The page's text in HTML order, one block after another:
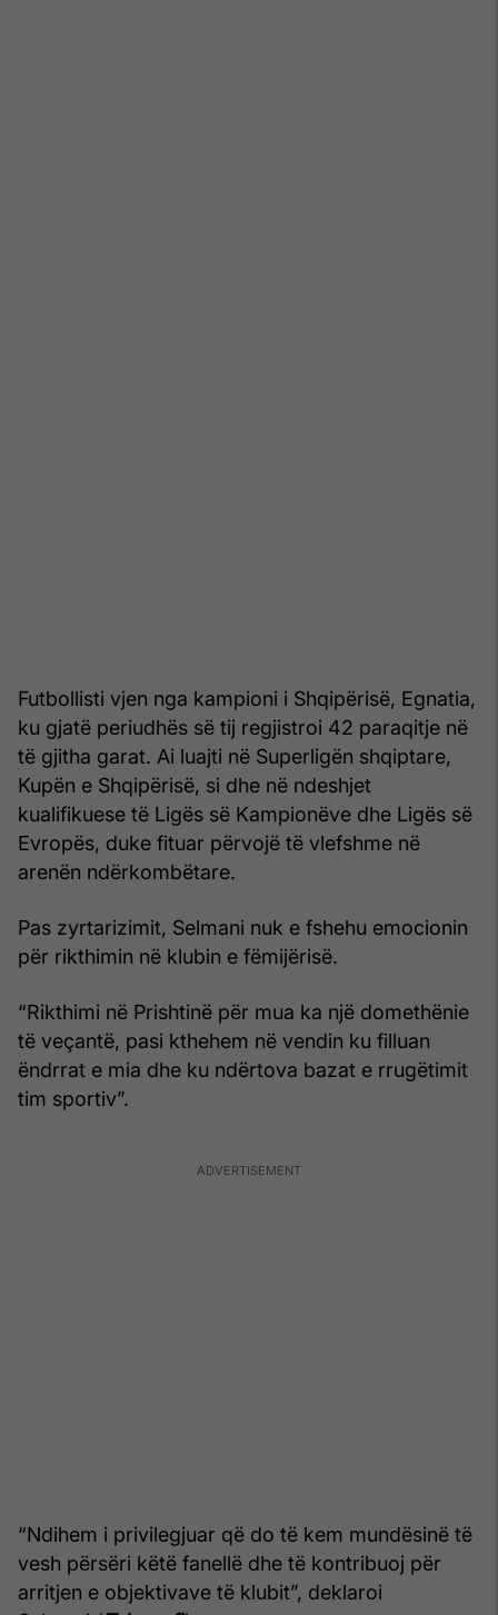
Futbollisti vjen nga kampioni i Shqipërisë, Egnatia,
ku gjatë periudhës së tij regjistroi 42 paraqitje në
të gjitha garat. Ai luajti në Superligën shqiptare,
Kupën e Shqipërisë, si dhe në ndeshjet
kualifikuese të Ligës së Kampionëve dhe Ligës së
Evropës, duke fituar përvojë të vlefshme në
arenën ndërkombëtare.
Pas zyrtarizimit, Selmani nuk e fshehu emocionin
për rikthimin në klubin e fëmijërisë.
“Rikthimi në Prishtinë për mua ka një domethënie
të veçantë, pasi kthehem në vendin ku filluan
ëndrrat e mia dhe ku ndërtova bazat e rrugëtimit
tim sportiv”.
“Ndihem i privilegjuar që do të kem mundësinë të
vesh përsëri këtë fanellë dhe të kontribuoj për
arritjen e objektivave të klubit”, deklaroi